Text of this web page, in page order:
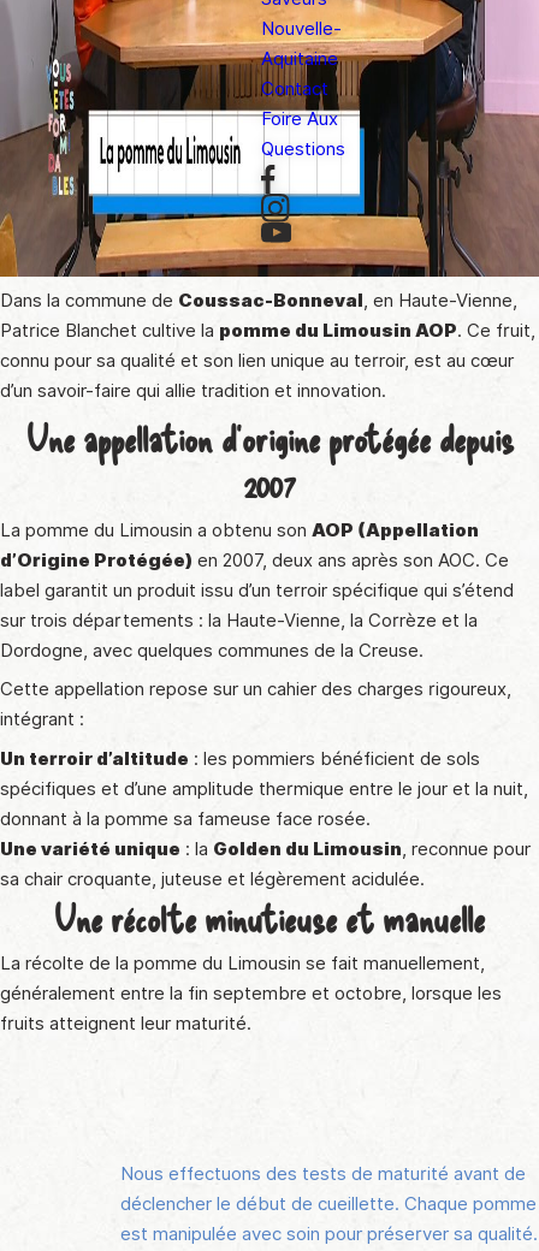
Nouvelle-
Aquitaine
Contact
Foire Aux
Questions
Dans la commune de Coussac-Bonneval , en Haute-Vienne,
Patrice Blanchet cultive la pomme du Limousin AOP. Ce fruit,
connu pour sa qualité et son lien unique au terroir, est au cœur
d’un savoir-faire qui allie tradition et innovation.
Une appellation d’origine protégée depuis
2007
La pomme du Limousin a obtenu son AOP (Appellation
d’Origine Protégée) en 2007, deux ans après son AOC. Ce
label garantit un produit issu d’un terroir spécifique qui s’étend
sur trois départements : la Haute-Vienne, la Corrèze et la
Dordogne, avec quelques communes de la Creuse.
Cette appellation repose sur un cahier des charges rigoureux,
intégrant :
Un terroir d’altitude : les pommiers bénéficient de sols
spécifiques et d’une amplitude thermique entre le jour et la nuit,
donnant à la pomme sa fameuse face rosée.
Une variété unique : la Golden du Limousin , reconnue pour
sa chair croquante, juteuse et légèrement acidulée.
Une récolte minutieuse et manuelle
La récolte de la pomme du Limousin se fait manuellement,
généralement entre la fin septembre et octobre, lorsque les
fruits atteignent leur maturité.
Nous effectuons des tests de maturité avant de
déclencher le début de cueillette. Chaque pomme
est manipulée avec soin pour préserver sa qualité.